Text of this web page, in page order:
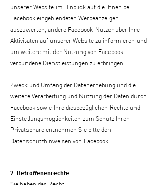
unserer Website im Hinblick auf die Ihnen bei
Facebook eingeblendeten Werbeanzeigen
auszuwerten, andere Facebook-Nutzer über Ihre
Aktivitäten auf unserer Website zu informieren und
um weitere mit der Nutzung von Facebook
verbundene Dienstleistungen zu erbringen.
Zweck und Umfang der Datenerhebung und die
weitere Verarbeitung und Nutzung der Daten durch
Facebook sowie Ihre diesbezüglichen Rechte und
Einstellungsmöglichkeiten zum Schutz Ihrer
Privatsphäre entnehmen Sie bitte den
Datenschutzhinweisen von Facebook.
7. Betroffenenrechte